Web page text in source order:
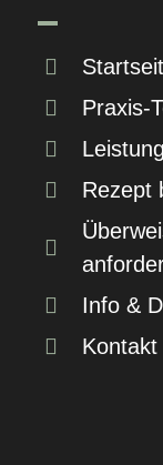
Praxis-
Rezept
Info &
Kontakt